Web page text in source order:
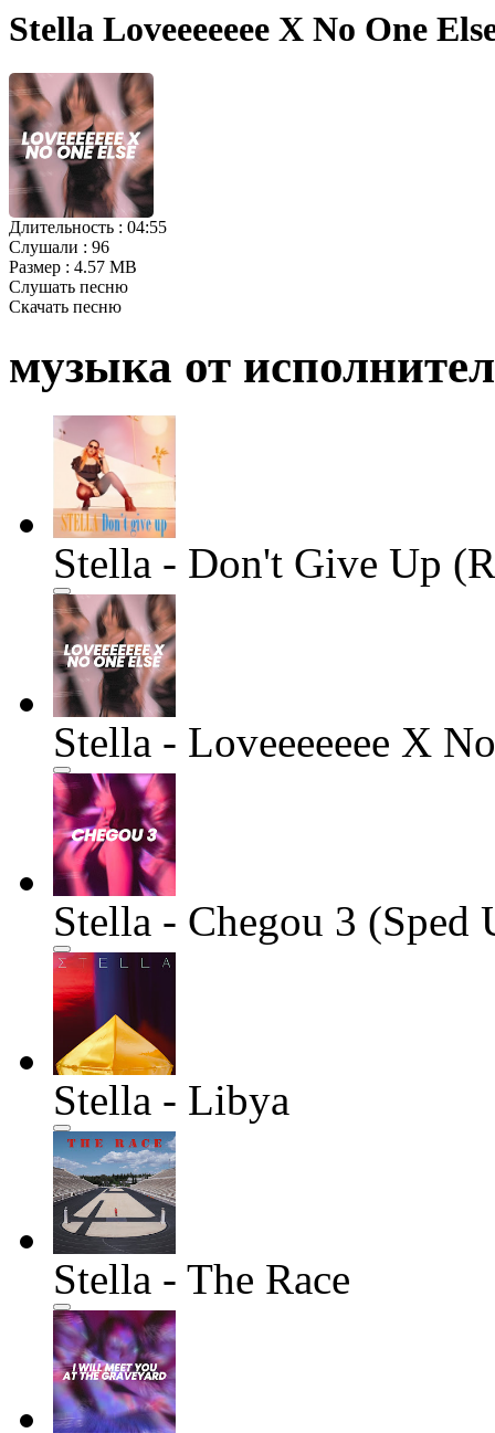
Stella Loveeeeeee X No One
Длительность : 04:55
Слушали : 96
Размер : 4.57 MB
Слушать песню
Скачать песню
музыка от
Stella - Don't Give Up
Stella - Loveeeeeee X
Stella - Chegou 3 (Sped
Stella - Libya
Stella - The Race